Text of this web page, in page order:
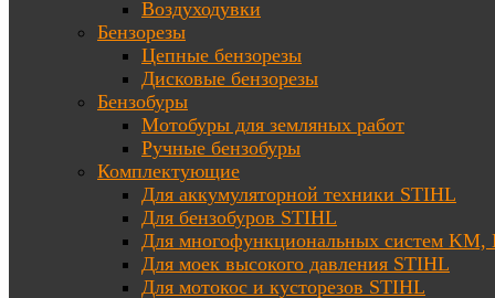
Воздуходувки
Бензорезы
Цепные бензорезы
Дисковые бензорезы
Бензобуры
Мотобуры для земляных работ
Ручные бензобуры
Комплектующие
Для аккумуляторной техники STIHL
Для бензобуров STIHL
Для многофункциональных систем KM,
Для моек высокого давления STIHL
Для мотокос и кусторезов STIHL